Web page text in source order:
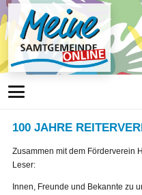
100 JAHRE
Zusammen mit dem Förderverein
Leser:
Innen, Freunde und Bekannte zu